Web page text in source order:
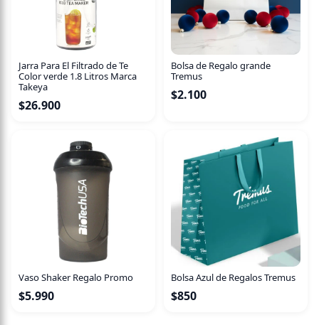
Jarra Para El Filtrado de Te
Color verde 1.8 Litros Marca
Takeya
$26.900
Bolsa de Regalo grande
Tremus
$2.100
Vaso Shaker Regalo Promo
$5.990
Bolsa Azul de Regalos Tremus
$850